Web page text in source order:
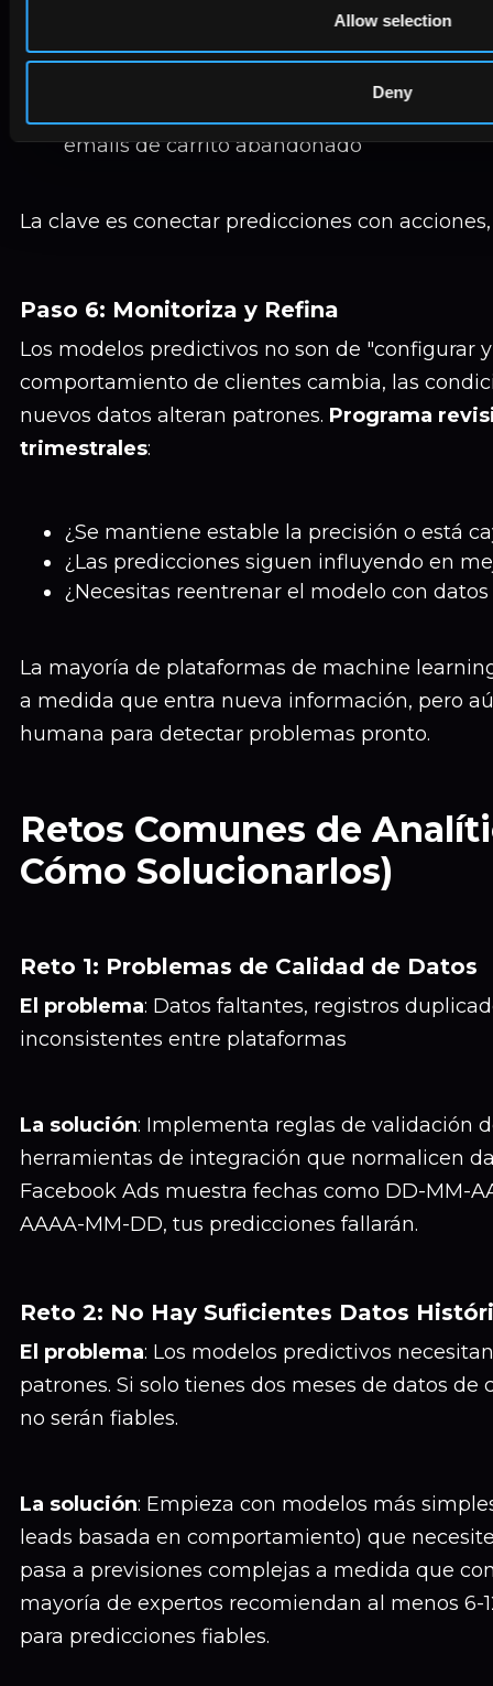
Allow selection
Deny
automatizados u ofertas de descuento
¿Previsión de ROI de canal con buen
hacia ese canal a mitad de campaña
emails de carrito abandonado
La clave es conectar predicciones con
Paso 6: Monitoriza y Refina
Los modelos predictivos no son de "configurar
comportamiento de clientes cambia, las
nuevos datos alteran patrones. Programa
trimestrales:
¿Se mantiene estable la precisión o está
¿Las predicciones siguen influyendo en
¿Necesitas reentrenar el modelo con datos
La mayoría de plataformas de machine
a medida que entra nueva información, pero
humana para detectar problemas pronto.
Retos Comunes de
Cómo Solucionarlos)
Reto 1: Problemas de Calidad de Datos
El problema: Datos faltantes, registros
inconsistentes entre plataformas
La solución: Implementa reglas de validación
herramientas de integración que normalicen
Facebook Ads muestra fechas como DD-MM-
AAAA-MM-DD, tus predicciones fallarán.
Reto 2: No Hay Suficientes Datos
El problema: Los modelos predictivos
patrones. Si solo tienes dos meses de datos de
no serán fiables.
La solución: Empieza con modelos más
leads basada en comportamiento) que
pasa a previsiones complejas a medida que
mayoría de expertos recomiendan al menos 6-
para predicciones fiables.